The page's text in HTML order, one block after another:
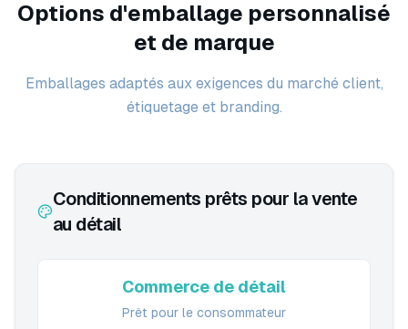
Options d'emballage personnalisé
et de marque
Emballages adaptés aux exigences du marché client,
étiquetage et branding.
Conditionnements prêts pour la vente
au détail
Commerce de détail
Prêt pour le consommateur